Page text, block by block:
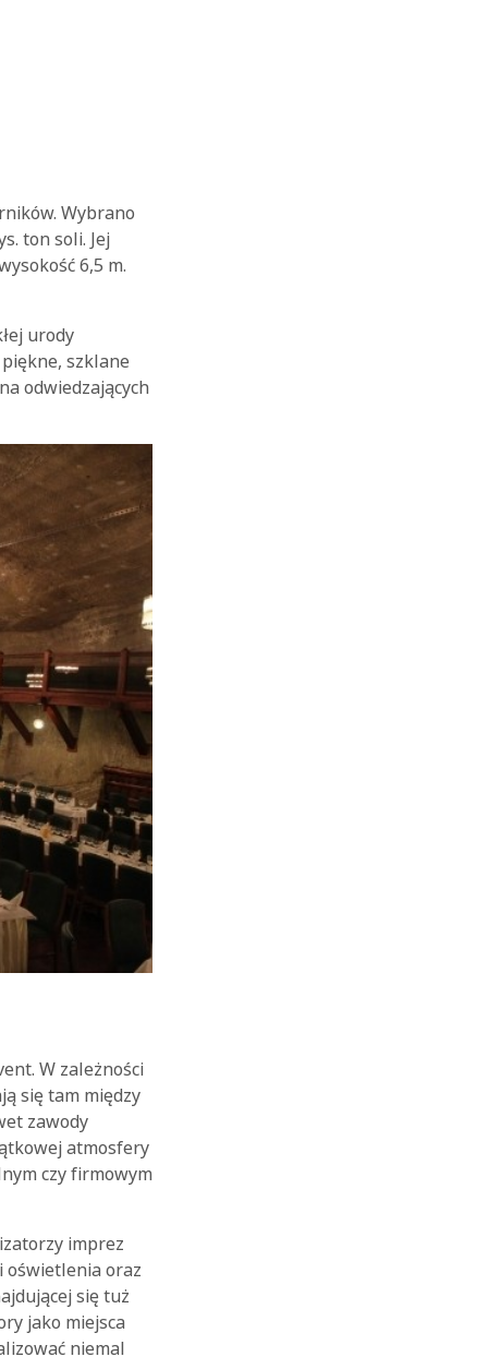
Wybrano
ton soli. Jej
6,5 m.
urody
szklane
odwiedzających
W zależności
się tam między
zawody
atmosfery
czy firmowym
imprez
oświetlenia oraz
się tuż
jako miejsca
niemal